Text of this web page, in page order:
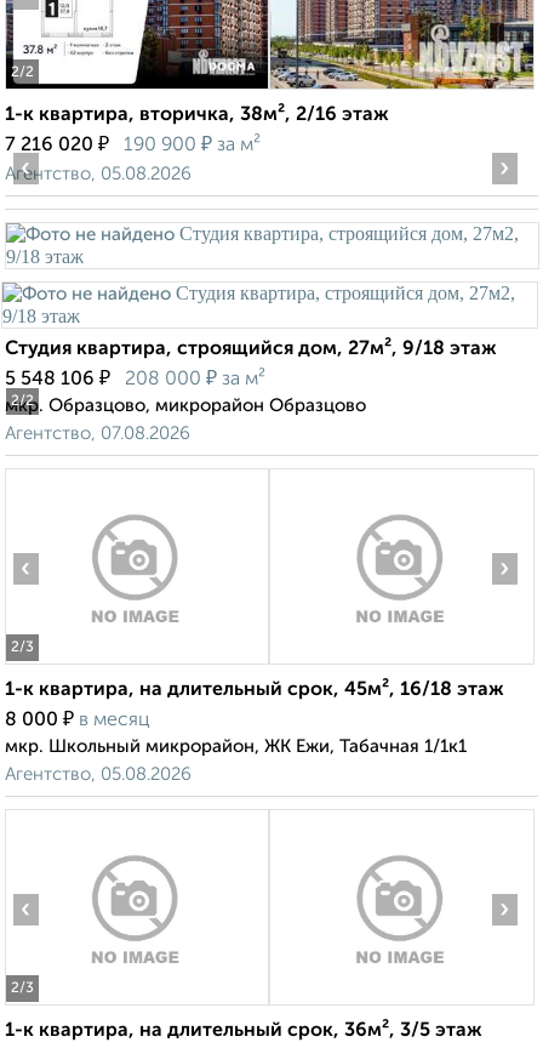
2/2
1-к квартира, вторичка, 38м², 2/16 этаж
7 216 020 ₽ 190 900 ₽ за м²
Агентство, 05.08.2026
2/2
‹ ›
Студия квартира, строящийся дом, 27м², 9/18 этаж
5 548 106 ₽ 208 000 ₽ за м²
мкр. Образцово, микрорайон Образцово
Агентство, 07.08.2026
2/3
‹ ›
1-к квартира, на длительный срок, 45м², 16/18 этаж
8 000 ₽ в месяц
мкр. Школьный микрорайон, ЖК Ежи, Табачная 1/1к1
Агентство, 05.08.2026
2/3
‹ ›
1-к квартира, на длительный срок, 36м², 3/5 этаж